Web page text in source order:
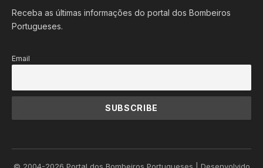
Receba as últimas informações do portal dos Bombeiros
Portugueses.
Email